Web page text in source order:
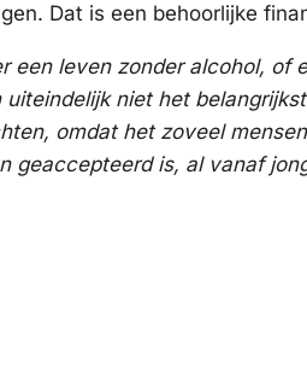
Dat is een behoorlijke
een leven zonder alcohol, of
niet het
omdat het zoveel
geaccepteerd is, al vanaf